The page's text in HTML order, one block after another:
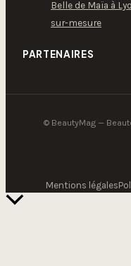
Belle de Maïa à
sur-mesure
PARTENAIRES
© BeautyMag —
Mentions légales